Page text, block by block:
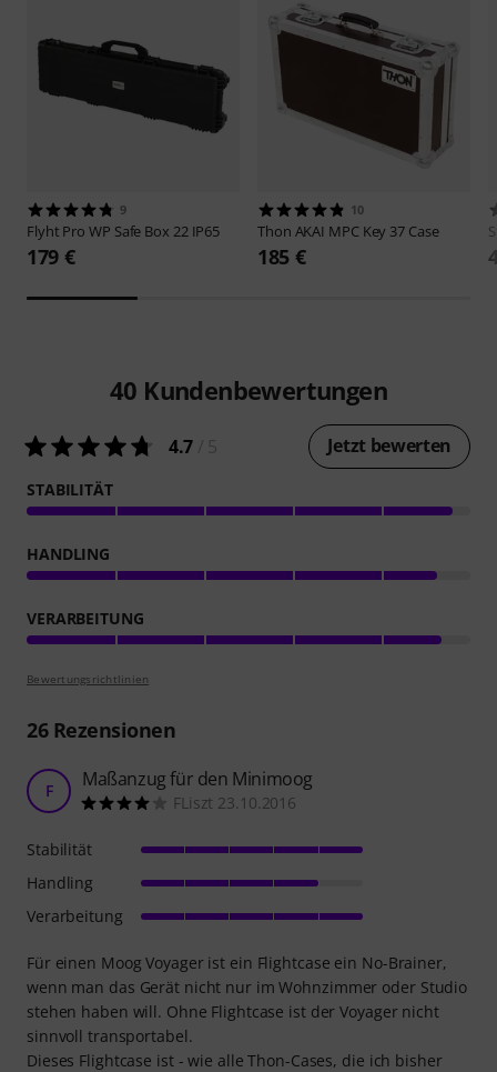
9
Flyht ProWP Safe Box 22 IP65
179 €
10
Thon AKAI MPC Key 37 Case
185 €
40 Kundenbewertungen
4.7 Jetzt bewerten
STABILITÄT
HANDLING
VERARBEITUNG
Bewertungsrichtlinien
26Rezensionen
F Maßanzug für den Minimoog
FLiszt 23.10.2016
Für einen Moog Voyager ist ein Flightcase ein No-Brainer,
wenn man das Gerät nicht nur im Wohnzimmer oder Studio
stehen haben will. Ohne Flightcase ist der Voyager nicht
sinnvoll transportabel.
Dieses Flightcase ist - wie alle Thon-Cases, die ich bisher
Stabilität
Handling
Verarbeitung